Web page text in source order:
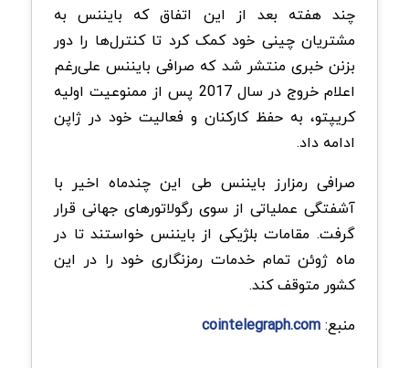
چند هفته بعد از این اتفاق که بایننس به
مشتریان چینی خود کمک کرد تا کنترل‌ها را دور
بزنن خبری منتشر شد که صرافی بایننس علی‌رغم
اعلام خروج در سال 2017 پس از ممنوعیت اولیه
کریپتو، به حفظ کارکنان و فعالیت خود در ژاپن
ادامه داد.
صرافی رمزارز بایننس طی این چندماه اخیر با
آشفتگی عملیاتی از سوی رگولاتورهای جهانی قرار
گرفت. مقامات بلژیکی از بایننس خواستند تا در
ماه ژوئن تمام خدمات رمزنگاری خود را در این
کشور متوقف کند.
منبع:cointelegraph.com